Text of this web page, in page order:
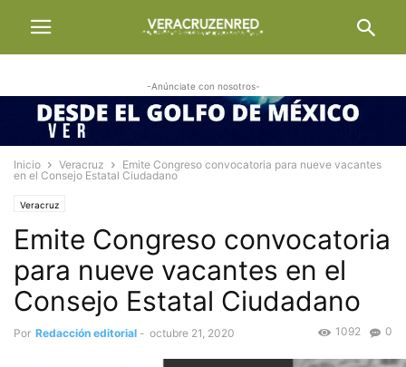
-Anúnciate con nosotros-
Inicio Veracruz
Emite Congreso convocatoria para nueve vacantes
en el Consejo Estatal Ciudadano
Veracruz
Emite Congreso convocatoria
para nueve vacantes en el
Consejo Estatal Ciudadano
Por Redacción editorial - octubre 21, 2020 0
1092